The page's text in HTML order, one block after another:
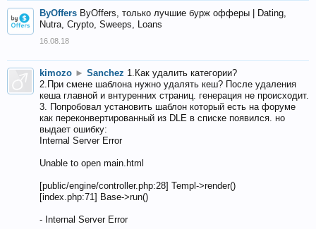
ByOffers ByOffers, только лучшие бурж офферы | Dating,
Nutra, Crypto, Sweeps, Loans
16.08.18
kimozo ► Sanchez 1.Как удалить категории?
2.При смене шаблона нужно удалять кеш? После удаления
кеша главной и внтуренних страниц. генерация не происходит.
3. Попробовал установить шаблон который есть на форуме
как переконвертированный из DLE в списке появился. но
выдает ошибку:
Internal Server Error
Unable to open main.html
[public/engine/controller.php:28] Templ->render()
[index.php:71] Base->run()
- Internal Server Error